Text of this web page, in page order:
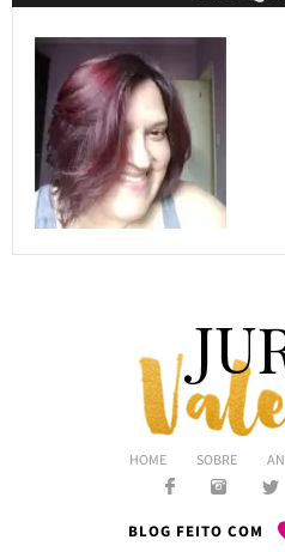
HOME SOBRE
BLOG FEITO COM